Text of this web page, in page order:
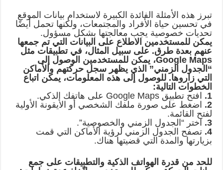
تبرز هذه الأمثلة الفائدة الكبيرة لاستخدام بيانات الموقع
في تحسين حياة الأفراد والمجتمعات، ولكنها تحمل أيضًا
تحديات خصوصية يجب معالجتها بشكل مسؤول.
يمكن للمستخدمين الاطلاع على البيانات التي تم جمعها
عنهم بعدة طرق. على سبيل المثال، في تطبيقات مثل
Google Maps، يمكن للمستخدمين الوصول إلى
“الجدول الزمني” الذي يظهر سجل حركتهم والأماكن
التي زاروها. للوصول إلى هذه المعلومات، يمكن اتباع
الخطوات التالية:
1.
افتح تطبيق Google Maps على هاتفك الذكي.
2.
اضغط على صورة ملفك الشخصي أو الأيقونة الأولية
لفتح القائمة.
3.
اختر “الجدول الزمني والخصوصية”.
4. تصفح الجدول الزمني لرؤية الأماكن التي قمت
بزيارتها والمدة التي قضيتها هناك.
للحد من قدرة الهواتف الذكية والتطبيقات على جمع